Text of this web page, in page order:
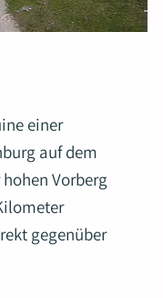
einer
auf dem
Vorberg
gegenüber